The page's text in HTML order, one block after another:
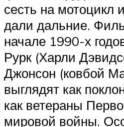
сесть на мотоцикл
дали дальние.
начале 1990-х
Рурк (Харли
Джонсон (ковбой
выглядят как
как ветераны
мировой войны.